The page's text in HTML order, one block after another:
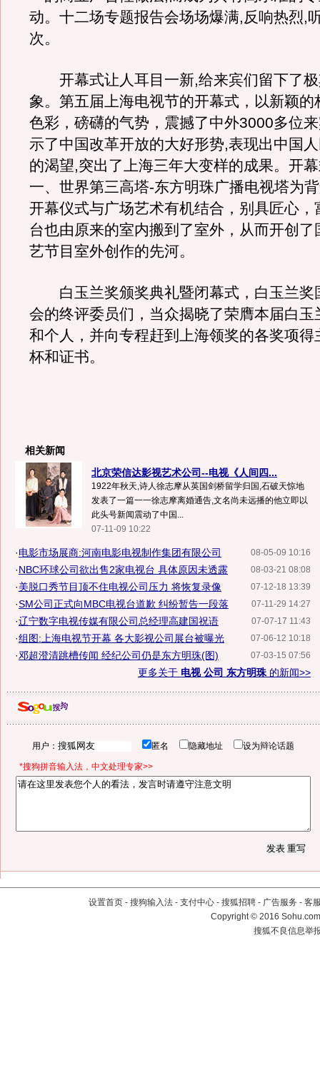
动。十二场专题报告会场场爆满,反响热烈,
次。
开幕式让人耳目一新,给来宾们留下了极
象。第五届上海电视节的开幕式，以新颖的
色彩，磅礴的气势，震撼了中外3000多位
示了中国改革开放的大好形势,表现出中国
的渴望,突出了上海三年大变样的成果。开
一、世界第三高塔-东方明珠广播电视塔为
开幕仪式与广场艺术有机结合，别具匠心，
台也由原来的室内搬到了室外，从而开创了
艺节目室外创作的先河。
白玉兰奖颁奖典礼暨闭幕式，白玉兰奖
会的终评委员们，当众揭晓了荣膺本届白玉
和个人，并向专程赶到上海领奖的各奖项得
杯和证书。
相关新闻
北京荣信达影视艺术公司--电视《人间四...
1922年秋天,诗人徐志摩从英国剑桥留学归国,石破天惊地
发表了一篇一一徐志摩离婚通告,文名尚未远播的他立即以
此头号新闻震动了中国...
07-11-09 10:22
08-05-09 10:16
·电影市场展商:河南电影电视制作集团有限公司
08-03-21 08:08
·NBC环球公司欲出售2家电视台 具体原因未透露
07-12-18 13:39
·美脱口秀节目顶不住电视公司压力 将恢复录像
07-11-29 14:27
·SM公司正式向MBC电视台道歉 纠纷暂告一段落
07-07-17 11:43
·辽宁数字电视传媒有限公司总经理高建国祝语
07-06-12 10:18
·组图:上海电视节开幕 各大影视公司展台被曝光
07-03-15 07:56
·邓超澄清跳槽传闻 经纪公司仍是东方明珠(图)
更多关于 电视 公司 东方明珠 的新闻>>
用户： 匿名 隐藏地址 设为辩论话题
*搜狗拼音输入法，中文处理专家>>
设置首页 - 搜狗输入法 - 支付中心 - 搜狐招聘 - 广告服务 - 客
Copyright©2016
搜狐不良信息举